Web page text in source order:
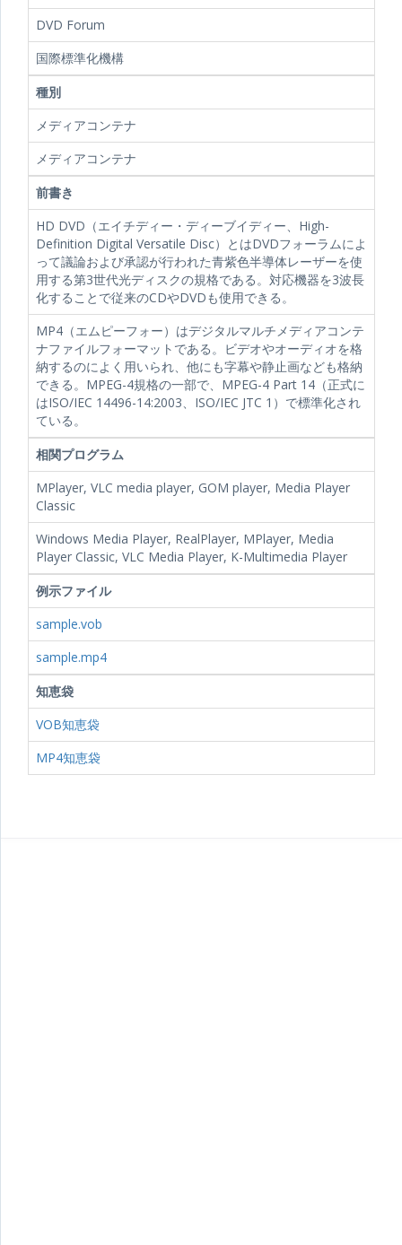
DVD Forum
国際標準化機構
種別
メディアコンテナ
メディアコンテナ
前書き
HD DVD（エイチディー・ディーブイディー、High-
Definition Digital Versatile Disc）とはDVDフォーラムによ
って議論および承認が行われた青紫色半導体レーザーを使
用する第3世代光ディスクの規格である。対応機器を3波長
化することで従来のCDやDVDも使用できる。
MP4（エムピーフォー）はデジタルマルチメディアコンテ
ナファイルフォーマットである。ビデオやオーディオを格
納するのによく用いられ、他にも字幕や静止画なども格納
できる。MPEG-4規格の一部で、MPEG-4 Part 14（正式に
はISO/IEC 14496-14:2003、ISO/IEC JTC 1）で標準化され
ている。
相関プログラム
MPlayer, VLC media player, GOM player, Media Player
Classic
Windows Media Player, RealPlayer, MPlayer, Media
Player Classic, VLC Media Player, K-Multimedia Player
例示ファイル
sample.vob
sample.mp4
知恵袋
VOB知恵袋
MP4知恵袋